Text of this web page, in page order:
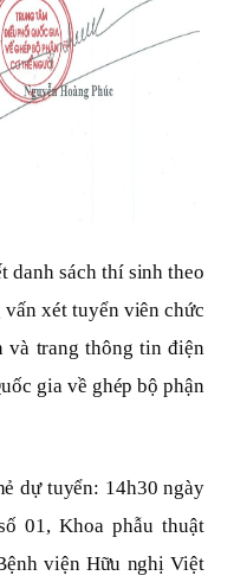
danh sách thí sinh theo
vấn xét tuyển viên chức
và trang thông tin điện
gia về ghép bộ phận
dự tuyển: 14h30 ngày
01, Khoa phẫu thuật
viện Hữu nghị Việt